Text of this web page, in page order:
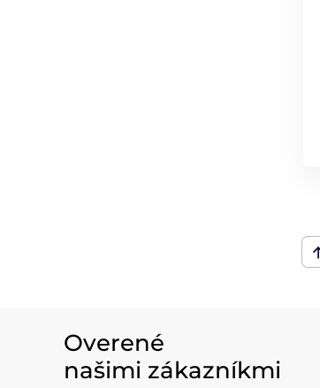
Overené
našimi zákazníkmi